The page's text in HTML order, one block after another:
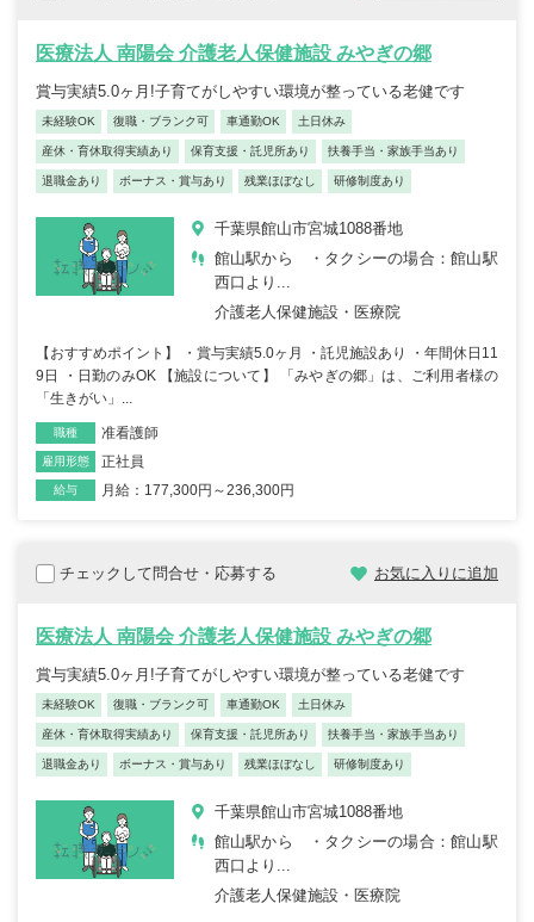
医療法人 南陽会 介護老人保健施設 みやぎの郷
賞与実績5.0ヶ月!子育てがしやすい環境が整っている老健です
未経験OK 復職・ブランク可 車通勤OK 土日休み
産休・育休取得実績あり 保育支援・託児所あり 扶養手当・家族手当あり
退職金あり ボーナス・賞与あり 残業ほぼなし 研修制度あり
千葉県館山市宮城1088番地
館山駅から ・タクシーの場合：館山駅
西口より...
介護老人保健施設・医療院
【おすすめポイント】 ・賞与実績5.0ヶ月 ・託児施設あり ・年間休日11
9日 ・日勤のみOK 【施設について】 「みやぎの郷」は、ご利用者様の
「生きがい」...
職種 准看護師
雇用形態 正社員
給与 月給：177,300円～236,300円
チェックして問合せ・応募する お気に入りに追加
医療法人 南陽会 介護老人保健施設 みやぎの郷
賞与実績5.0ヶ月!子育てがしやすい環境が整っている老健です
未経験OK 復職・ブランク可 車通勤OK 土日休み
産休・育休取得実績あり 保育支援・託児所あり 扶養手当・家族手当あり
退職金あり ボーナス・賞与あり 残業ほぼなし 研修制度あり
千葉県館山市宮城1088番地
館山駅から ・タクシーの場合：館山駅
西口より...
介護老人保健施設・医療院